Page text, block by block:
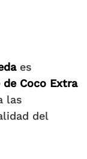
es
de Coco Extra
las
del